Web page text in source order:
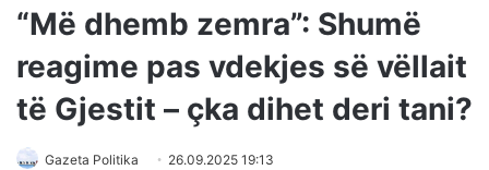
“Më dhemb zemra”: Shumë
reagime pas vdekjes së vëllait
të Gjestit – çka dihet deri tani?
Gazeta Politika 26.09.2025 19:13